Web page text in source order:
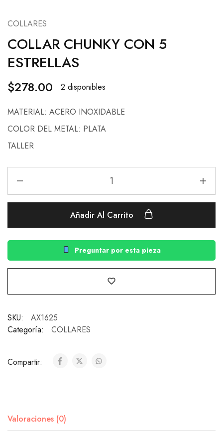
COLLARES
COLLAR CHUNKY CON 5
ESTRELLAS
$278.00 2 disponibles
MATERIAL: ACERO INOXIDABLE
COLOR DEL METAL: PLATA
TALLER
Añadir Al Carrito
Preguntar por esta pieza
SKU:
AX1625
Categoría:
COLLARES
Compartir:
Valoraciones (0)